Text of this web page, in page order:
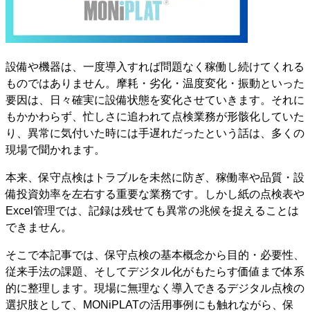
設備や機器は、一度導入すれば問題なく稼働し続けてくれる
ものではありません。摩耗・劣化・温度変化・振動といった
要因は、日々確実に設備状態を変化させていきます。それに
もかかわらず、忙しさに追われて点検業務が形骸化していた
り、異常に気付いた時には手遅れだったという話は、多くの
現場で聞かれます。
本来、保守点検はトラブルを未然に防ぎ、稼働率や品質・設
備投資効率を左右する重要な業務です。しかし紙の点検表や
Excel管理では、記録は残せても異常の兆候を捉えることは
できません。
そこで本記事では、保守点検の基本概念から目的・必要性、
従来手法の課題、そしてデジタル化がもたらす価値まで体系
的に整理します。現場に無理なく導入できるデジタル点検の
選択肢として、MONiPLATの活用事例にも触れながら、保